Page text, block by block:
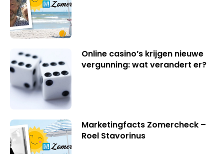
Online casino’s krijgen nieuwe
vergunning: wat verandert er?
Marketingfacts Zomercheck –
Roel Stavorinus